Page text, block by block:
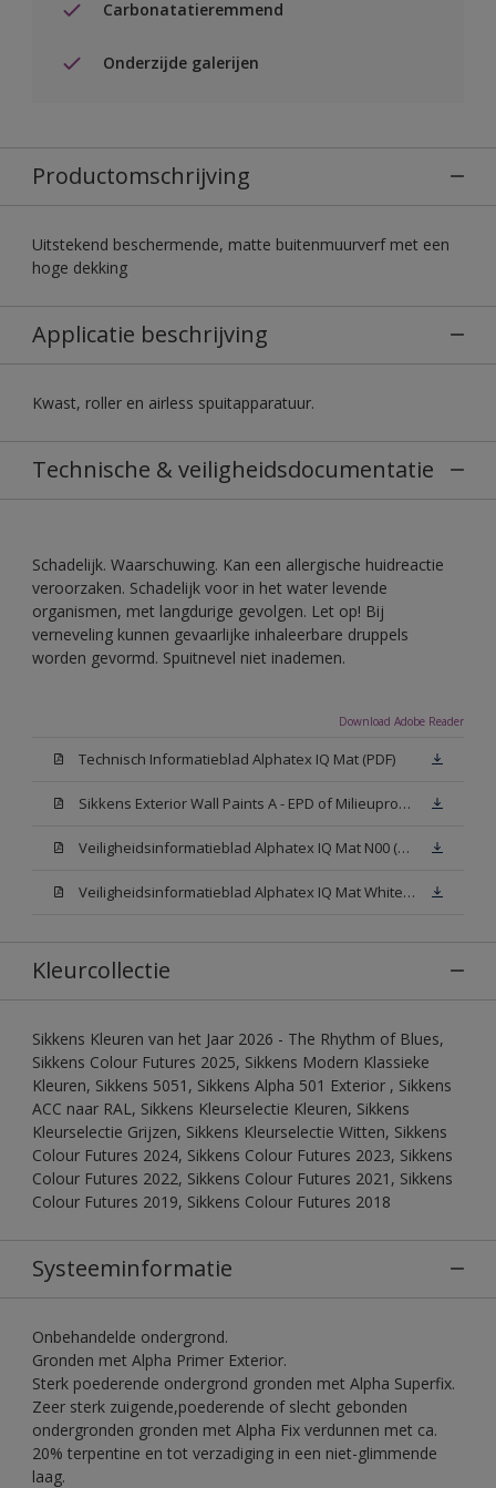
Carbonatatieremmend
Onderzijde galerijen
Productomschrijving
Uitstekend beschermende, matte buitenmuurverf met een
hoge dekking
Applicatie beschrijving
Kwast, roller en airless spuitapparatuur.
Technische & veiligheidsdocumentatie
Schadelijk. Waarschuwing. Kan een allergische huidreactie
veroorzaken. Schadelijk voor in het water levende
organismen, met langdurige gevolgen. Let op! Bij
verneveling kunnen gevaarlijke inhaleerbare druppels
worden gevormd. Spuitnevel niet inademen.
Download Adobe Reader
Technisch Informatieblad Alphatex IQ Mat (PDF)
Sikkens Exterior Wall Paints A - EPD of Milieuproductverklaring
Veiligheidsinformatieblad Alphatex IQ Mat N00 (MSDS)
Veiligheidsinformatieblad Alphatex IQ Mat White W05 (MSDS)
Kleurcollectie
Sikkens Kleuren van het Jaar 2026 - The Rhythm of Blues,
Sikkens Colour Futures 2025, Sikkens Modern Klassieke
Kleuren, Sikkens 5051, Sikkens Alpha 501 Exterior , Sikkens
ACC naar RAL, Sikkens Kleurselectie Kleuren, Sikkens
Kleurselectie Grijzen, Sikkens Kleurselectie Witten, Sikkens
Colour Futures 2024, Sikkens Colour Futures 2023, Sikkens
Colour Futures 2022, Sikkens Colour Futures 2021, Sikkens
Colour Futures 2019, Sikkens Colour Futures 2018
Systeeminformatie
Onbehandelde ondergrond.
Gronden met Alpha Primer Exterior.
Sterk poederende ondergrond gronden met Alpha Superfix.
Zeer sterk zuigende,poederende of slecht gebonden
ondergronden gronden met Alpha Fix verdunnen met ca.
20% terpentine en tot verzadiging in een niet-glimmende
laag.